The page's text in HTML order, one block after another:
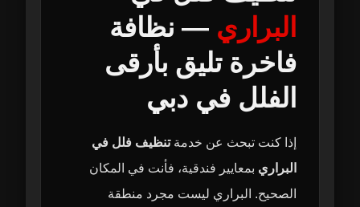
البراري — نظافة
فاخرة تليق بأرقى
الفلل في دبي
إذا كنت تبحث عن خدمةتنظيف فلل في
البراري بمعايير فندقية، فأنت في المكان
الصحيح. البراري ليست مجرد منطقة